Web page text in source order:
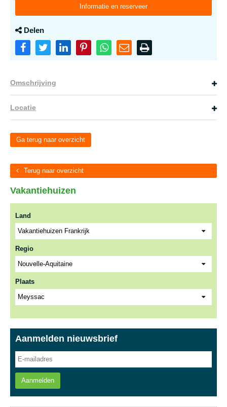
Informatie en reserveer
Delen
Omschrijving
Locatie
Ga terug naar overzicht
Terug naar overzicht
Vakantiehuizen
Land
Regio
Plaats
Aanmelden nieuwsbrief
Aanmelden